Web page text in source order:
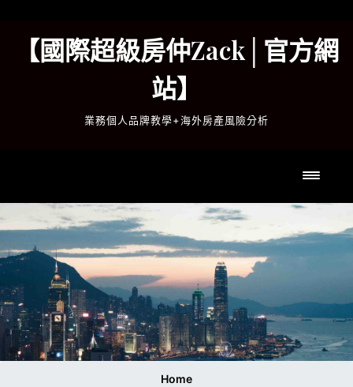
content【國際超級房仲Zack│官方網
站】
業務個人品牌教學+海外房產風險分析
Home